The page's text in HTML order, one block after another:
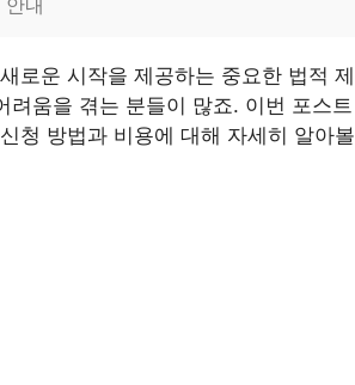
내
로운 시작을 제공하는 중요한 법적 제
움을 겪는 분들이 많죠. 이번 포스트
청 방법과 비용에 대해 자세히 알아볼